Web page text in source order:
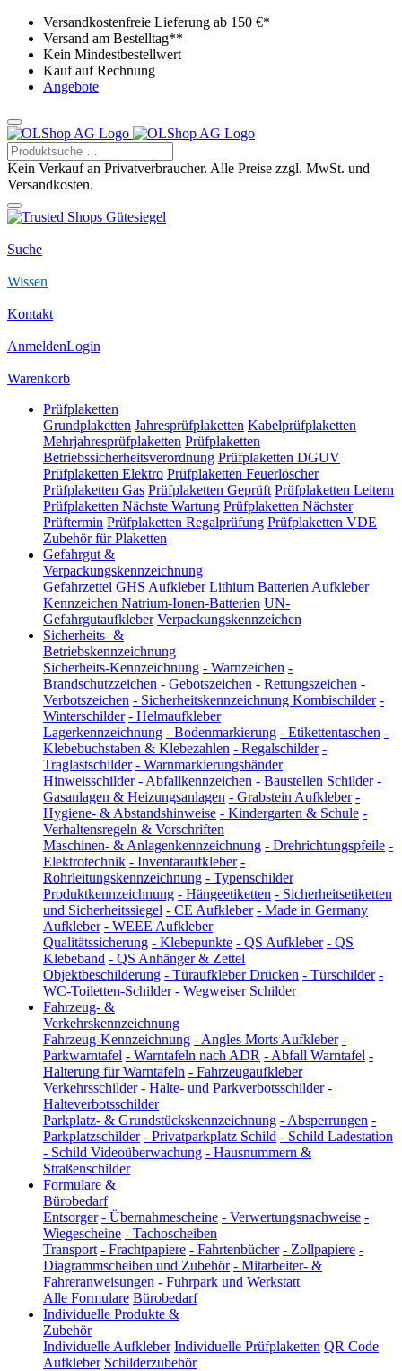
Versandkostenfreie Lieferung ab 150 €*
Versand am Bestelltag**
Kein Mindestbestellwert
Kauf auf Rechnung
Angebote
Kein Verkauf an Privatverbraucher. Alle Preise zzgl. MwSt. und
Versandkosten.
Suche
Wissen
Kontakt
AnmeldenLogin
Warenkorb
Prüfplaketten
Grundplaketten Jahresprüfplaketten Kabelprüfplaketten
Mehrjahresprüfplaketten Prüfplaketten
Betriebssicherheitsverordnung Prüfplaketten DGUV
Prüfplaketten Elektro Prüfplaketten Feuerlöscher
Prüfplaketten Gas Prüfplaketten Geprüft Prüfplaketten Leitern
Prüfplaketten Nächste Wartung Prüfplaketten Nächster
Prüftermin Prüfplaketten Regalprüfung Prüfplaketten VDE
Zubehör für Plaketten
Gefahrgut &
Verpackungskennzeichnung
Gefahrzettel GHS Aufkleber Lithium Batterien Aufkleber
Kennzeichen Natrium-Ionen-Batterien UN-
Gefahrgutaufkleber Verpackungskennzeichen
Sicherheits- &
Betriebskennzeichnung
Sicherheits-Kennzeichnung - Warnzeichen -
Brandschutzzeichen - Gebotszeichen - Rettungszeichen -
Verbotszeichen - Sicherheitskennzeichnung Kombischilder -
Winterschilder - Helmaufkleber
Lagerkennzeichnung - Bodenmarkierung - Etikettentaschen -
Klebebuchstaben & Klebezahlen - Regalschilder -
Traglastschilder - Warnmarkierungsbänder
Hinweisschilder - Abfallkennzeichen - Baustellen Schilder -
Gasanlagen & Heizungsanlagen - Grabstein Aufkleber -
Hygiene- & Abstandshinweise - Kindergarten & Schule -
Verhaltensregeln & Vorschriften
Maschinen- & Anlagenkennzeichnung - Drehrichtungspfeile -
Elektrotechnik - Inventaraufkleber -
Rohrleitungskennzeichnung - Typenschilder
Produktkennzeichnung - Hängeetiketten - Sicherheitsetiketten
und Sicherheitssiegel - CE Aufkleber - Made in Germany
Aufkleber - WEEE Aufkleber
Qualitätssicherung - Klebepunkte - QS Aufkleber - QS
Klebeband - QS Anhänger & Zettel
Objektbeschilderung - Türaufkleber Drücken - Türschilder -
WC-Toiletten-Schilder - Wegweiser Schilder
Fahrzeug- &
Verkehrskennzeichnung
Fahrzeug-Kennzeichnung - Angles Morts Aufkleber -
Parkwarntafel - Warntafeln nach ADR - Abfall Warntafel -
Halterung für Warntafeln - Fahrzeugaufkleber
Verkehrsschilder - Halte- und Parkverbotsschilder -
Halteverbotsschilder
Parkplatz- & Grundstückskennzeichnung - Absperrungen -
Parkplatzschilder - Privatparkplatz Schild - Schild Ladestation
- Schild Videoüberwachung - Hausnummern &
Straßenschilder
Formulare &
Bürobedarf
Entsorger - Übernahmescheine - Verwertungsnachweise -
Wiegescheine - Tachoscheiben
Transport - Frachtpapiere - Fahrtenbücher - Zollpapiere -
Diagrammscheiben und Zubehör - Mitarbeiter- &
Fahreranweisungen - Fuhrpark und Werkstatt
Alle Formulare Bürobedarf
Individuelle Produkte &
Zubehör
Individuelle Aufkleber Individuelle Prüfplaketten QR Code
Aufkleber Schilderzubehör